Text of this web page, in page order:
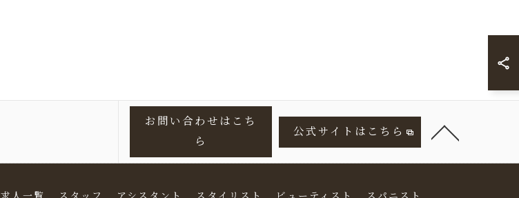
お問い合わせはこち
ら
公式サイトはこちら